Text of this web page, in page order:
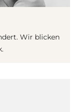
Wir blicken